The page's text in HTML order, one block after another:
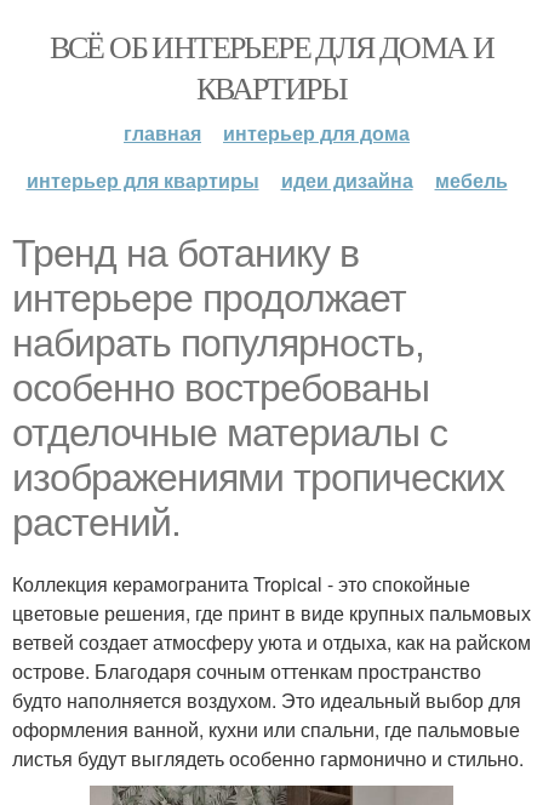
ВСЁ ОБ ИНТЕРЬЕРЕ ДЛЯ ДОМА И
КВАРТИРЫ
главная
интерьер для дома
интерьер для квартиры
идеи дизайна мебель
Тренд на ботанику в
интерьере продолжает
набирать популярность,
особенно востребованы
отделочные материалы с
изображениями тропических
растений.
Коллекция керамогранита Tropical - это спокойные
цветовые решения, где принт в виде крупных пальмовых
ветвей создает атмосферу уюта и отдыха, как на райском
острове. Благодаря сочным оттенкам пространство
будто наполняется воздухом. Это идеальный выбор для
оформления ванной, кухни или спальни, где пальмовые
листья будут выглядеть особенно гармонично и стильно.